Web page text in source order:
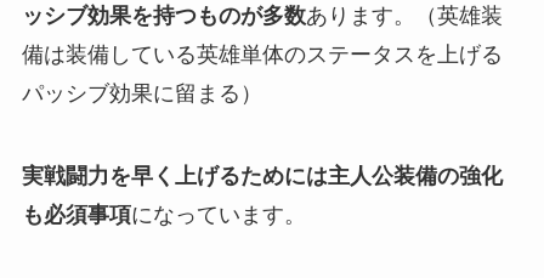
ッシブ効果を持つものが多数あります。（英雄装
備は装備している英雄単体のステータスを上げる
パッシブ効果に留まる）
実戦闘力を早く上げるためには主人公装備の強化
も必須事項になっています。